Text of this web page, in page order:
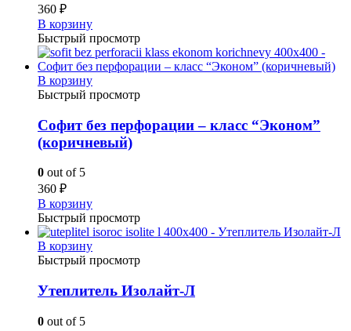
360 ₽
В корзину
Быстрый просмотр
В корзину
Быстрый просмотр
Софит без перфорации – класс “Эконом”
(коричневый)
0 out of 5
360 ₽
В корзину
Быстрый просмотр
В корзину
Быстрый просмотр
Утеплитель Изолайт-Л
0 out of 5